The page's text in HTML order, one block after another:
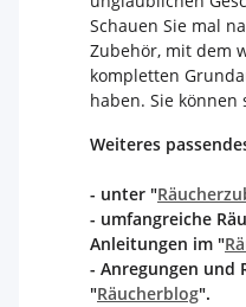
Schauen Sie mal
Zubehör, mit dem
kompletten
haben. Sie können
Weiteres
- unter "
- umfangreiche
Anleitungen im "
- Anregungen und
"Räucherblog".